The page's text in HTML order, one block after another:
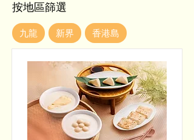
按地區篩選
九龍 新界 香港島